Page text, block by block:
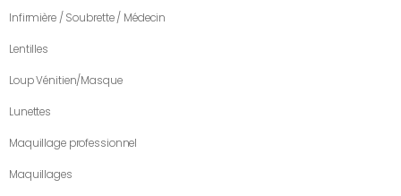
Infirmière / Soubrette / Médecin
Lentilles
Loup Vénitien/Masque
Lunettes
Maquillage professionnel
Maquillages